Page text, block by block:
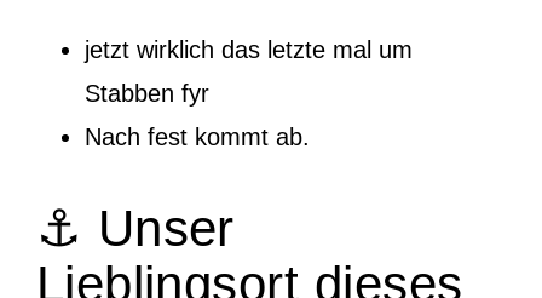
jetzt wirklich das letzte mal um
Stabben fyr
Nach fest kommt ab.
⚓ Unser
Lieblingsort dieses